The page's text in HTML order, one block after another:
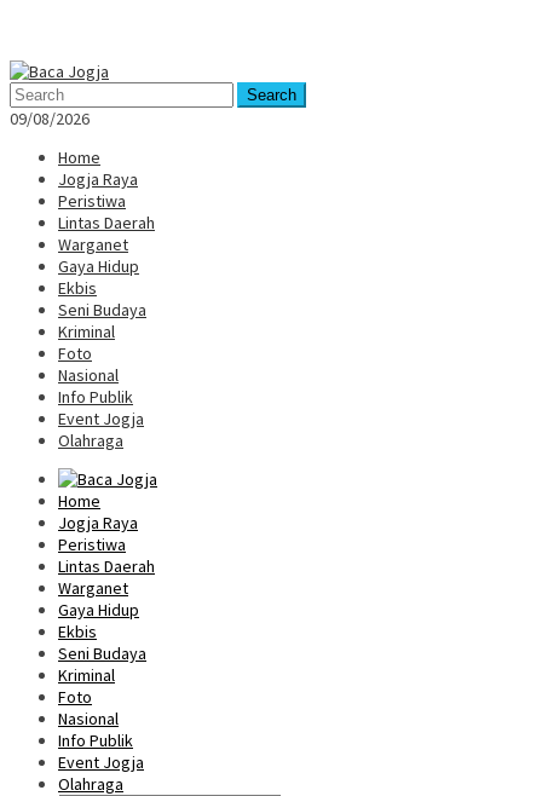
Mobile
Menu
Search
09/08/2026
Home
Jogja Raya
Peristiwa
Lintas Daerah
Warganet
Gaya Hidup
Ekbis
Seni Budaya
Kriminal
Foto
Nasional
Info Publik
Event Jogja
Olahraga
Home
Jogja Raya
Peristiwa
Lintas Daerah
Warganet
Gaya Hidup
Ekbis
Seni Budaya
Kriminal
Foto
Nasional
Info Publik
Event Jogja
Olahraga